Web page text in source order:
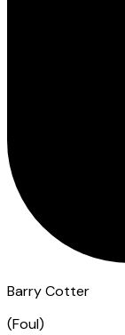
Barry Cotter
(Foul)